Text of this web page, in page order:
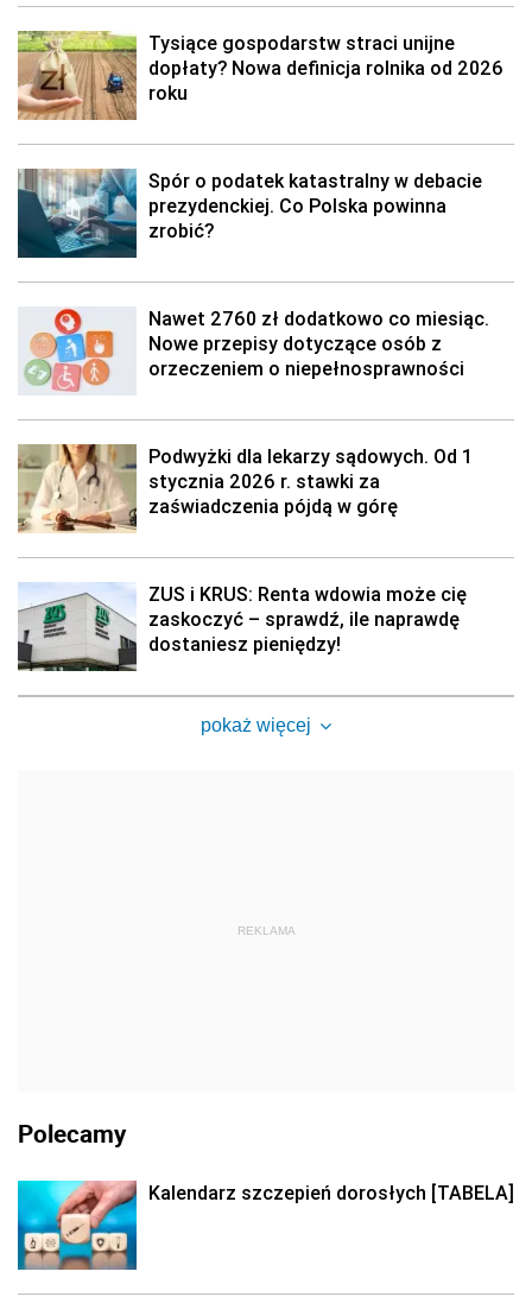
Tysiące gospodarstw straci unijne
dopłaty? Nowa definicja rolnika od 2026
roku
Spór o podatek katastralny w debacie
prezydenckiej. Co Polska powinna
zrobić?
Nawet 2760 zł dodatkowo co miesiąc.
Nowe przepisy dotyczące osób z
orzeczeniem o niepełnosprawności
Podwyżki dla lekarzy sądowych. Od 1
stycznia 2026 r. stawki za
zaświadczenia pójdą w górę
ZUS i KRUS: Renta wdowia może cię
zaskoczyć – sprawdź, ile naprawdę
dostaniesz pieniędzy!
pokaż więcej
REKLAMA
Polecamy
Kalendarz szczepień dorosłych [TABELA]